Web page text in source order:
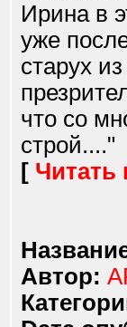
Ирина в
уже
старух
что со
строй...."
[ Читать
Автор: